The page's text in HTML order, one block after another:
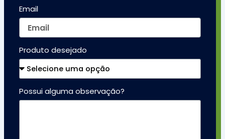
Email
Produto desejado
Possui alguma observação?